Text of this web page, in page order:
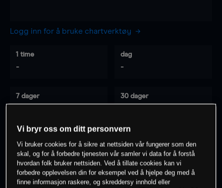
Logg inn for å bruke chartverktøy
1 time
-
dag
-
7 dager 30 dager
0% av kunder erpå dette instrumentet
Søk om konto
Vi bryr oss om ditt personvern
Vi bruker cookies for å sikre at nettsiden vår fungerer som den
skal, og for å forbedre tjenesten vår samler vi data for å forstå
hvordan folk bruker nettsiden. Ved å tillate cookies kan vi
forbedre opplevelsen din for eksempel ved å hjelpe deg med å
finne informasjon raskere, og skreddersy innhold eller